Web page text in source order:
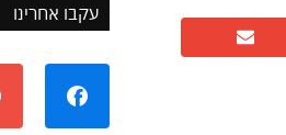
עקבו אחרינו